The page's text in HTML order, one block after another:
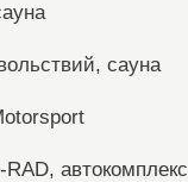
сауна
RAD, автокомплекс